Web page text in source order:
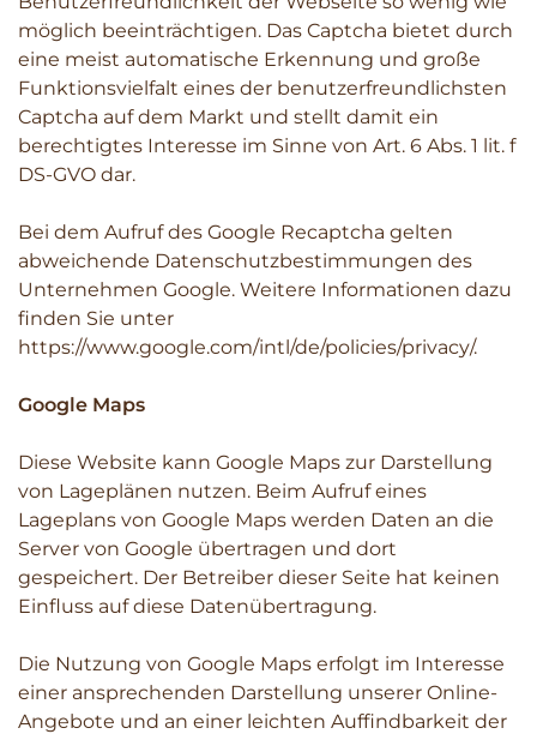
möglich beeinträchtigen. Das Captcha bietet durch
eine meist automatische Erkennung und große
Funktionsvielfalt eines der benutzerfreundlichsten
Captcha auf dem Markt und stellt damit ein
berechtigtes Interesse im Sinne von Art. 6 Abs. 1 lit. f
DS-GVO dar.
Bei dem Aufruf des Google Recaptcha gelten
abweichende Datenschutzbestimmungen des
Unternehmen Google. Weitere Informationen dazu
finden Sie unter
https://www.google.com/intl/de/policies/privacy/.
Google Maps
Diese Website kann Google Maps zur Darstellung
von Lageplänen nutzen. Beim Aufruf eines
Lageplans von Google Maps werden Daten an die
Server von Google übertragen und dort
gespeichert. Der Betreiber dieser Seite hat keinen
Einfluss auf diese Datenübertragung.
Die Nutzung von Google Maps erfolgt im Interesse
einer ansprechenden Darstellung unserer Online-
Angebote und an einer leichten Auffindbarkeit der